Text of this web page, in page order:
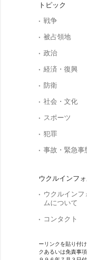
トピック
戦争
被占領地
政治
経済・復興
防衛
社会・文化
スポーツ
犯罪
事故・緊急事
ウクルインフ
ウクルインフ
ムについて
コンタクト
ーリンクを貼り付
クあるいは免責事